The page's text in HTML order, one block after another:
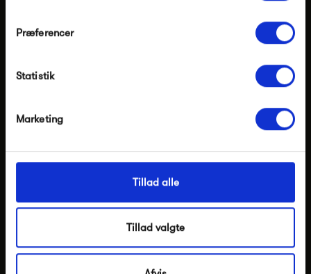
Præferencer
Statistik
Marketing
Tillad alle
Tillad valgte
Har du brug for hjælp eller vejledning?
Besøg vores butik
t.i.n.g. i Silkeborg
*Ved at tilmelde dig accepterer du at modtage e-